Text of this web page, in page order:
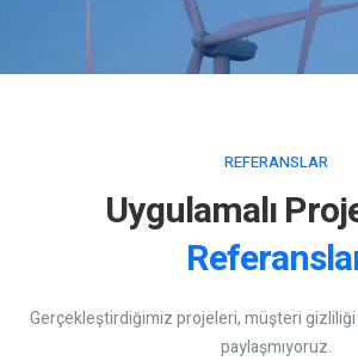
REFERANSLAR
Uygulamalı
Gerçekleştirdiğimiz projeleri, müşteri
paylaşmıyoruz.